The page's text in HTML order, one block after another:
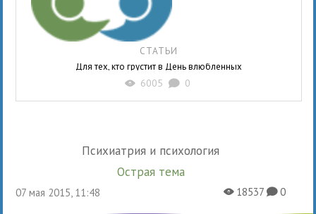
СТАТЬИ
Для тех, кто грустит в День влюбленных
X 6005 K 0
Психиатрия и психология
Острая тема
07 мая 2015, 11:48 X18537K0